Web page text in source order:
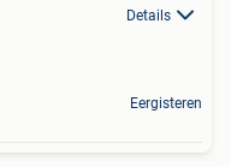
Details
Eergisteren